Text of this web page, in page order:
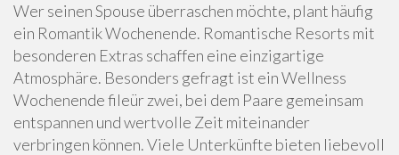
Wer seinen Spouse überraschen möchte, plant häufig
ein Romantik Wochenende. Romantische Resorts mit
besonderen Extras schaffen eine einzigartige
Atmosphäre. Besonders gefragt ist ein Wellness
Wochenende fileür zwei, bei dem Paare gemeinsam
entspannen und wertvolle Zeit miteinander
verbringen können. Viele Unterkünfte bieten liebevoll